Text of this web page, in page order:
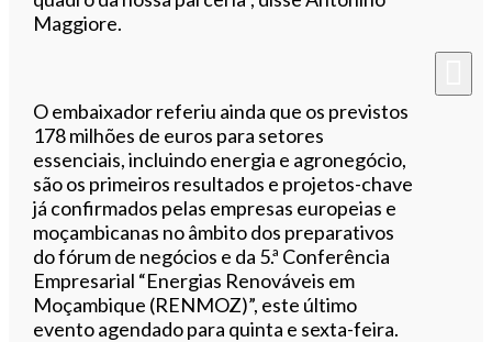
Maggiore.
O embaixador referiu ainda que os previstos
178 milhões de euros para setores
essenciais, incluindo energia e agronegócio,
são os primeiros resultados e projetos-chave
já confirmados pelas empresas europeias e
moçambicanas no âmbito dos preparativos
do fórum de negócios e da 5.ª Conferência
Empresarial “Energias Renováveis em
Moçambique (RENMOZ)”, este último
evento agendado para quinta e sexta-feira.